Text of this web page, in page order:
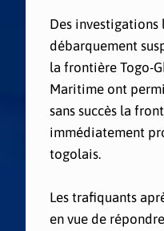
Des investigations
débarquement
la frontière Togo-
Maritime ont
sans succès la
immédiatement
togolais.
Les trafiquants
en vue de